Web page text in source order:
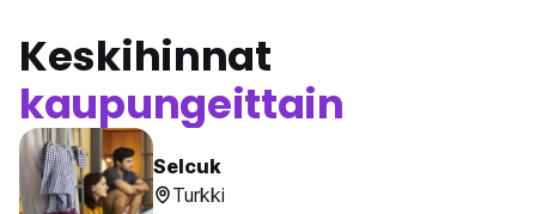
Keskihinnat
kaupungeittain
Selcuk
Turkki